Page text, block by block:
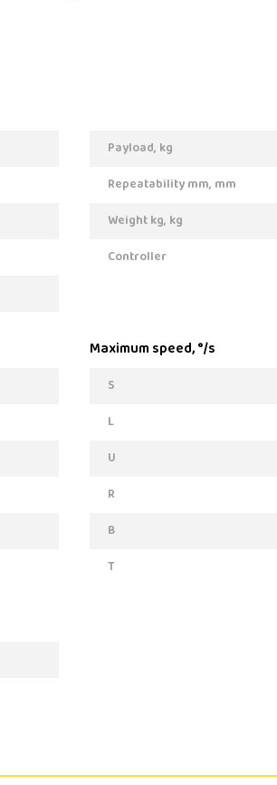
Payload, kg
Repeatability mm, mm
Weight kg, kg
Controller
Maximum speed, °/s
S
L
U
R
B
T